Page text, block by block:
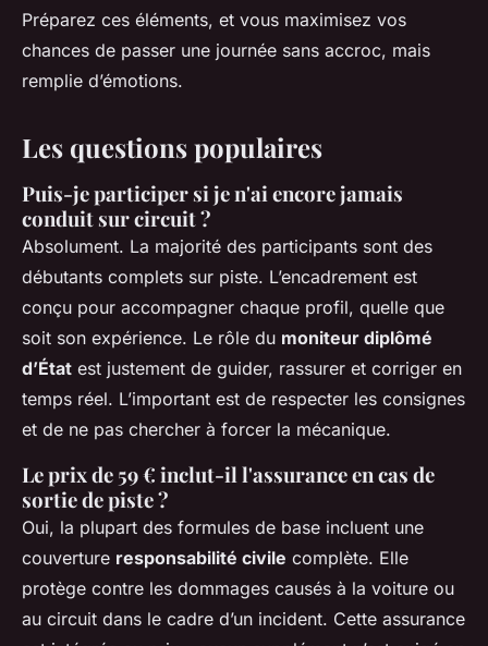
Préparez ces éléments, et vous maximisez vos
chances de passer une journée sans accroc, mais
remplie d’émotions.
Les questions populaires
Puis-je participer si je n'ai encore jamais
conduit sur circuit ?
Absolument. La majorité des participants sont des
débutants complets sur piste. L’encadrement est
conçu pour accompagner chaque profil, quelle que
soit son expérience. Le rôle du moniteur diplômé
d’État est justement de guider, rassurer et corriger en
temps réel. L’important est de respecter les consignes
et de ne pas chercher à forcer la mécanique.
Le prix de 59 € inclut-il l'assurance en cas de
sortie de piste ?
Oui, la plupart des formules de base incluent une
couverture responsabilité civile complète. Elle
protège contre les dommages causés à la voiture ou
au circuit dans le cadre d’un incident. Cette assurance